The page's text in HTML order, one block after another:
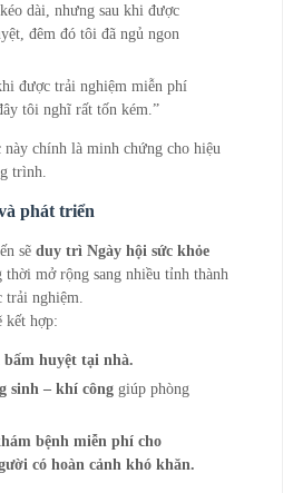
dài, nhưng sau khi được
đêm đó tôi đã ngủ ngon
được trải nghiệm miễn phí
tôi nghĩ rất tốn kém.”
chính là minh chứng cho hiệu
trình.
phát triển
sẽ duy trì Ngày hội sức khỏe
mở rộng sang nhiều tỉnh thành
nghiệm.
kết hợp:
huyệt tại nhà.
sinh – khí cônggiúp phòng
bệnh miễn phí cho
có hoàn cảnh khó khăn.